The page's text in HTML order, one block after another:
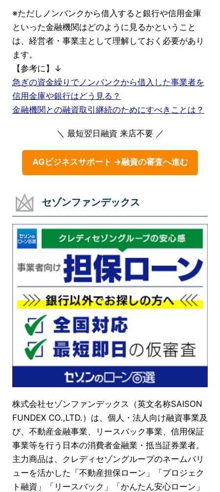
※ただしノンバンクから借入すると銀行や信用金庫
といった金融機関はどのように見るかということ
は、経営者・事業主として理解しておく必要があり
ます。
【参考に】↓
急ぎの資金繰りでノンバンクから借入した事業者を
信用金庫や銀行はどう見る？
金融機関との融資取引継続のためにすべきことは？
＼ 最短翌日融資 来店不要 ／
AGビジネスサポート →融資の審査へ進む
セゾンファンデックス
株式会社セゾンファンデックス（英文名称SAISON
FUNDEX CO.,LTD.）は、個人・法人向け融資事業及
び、不動産金融事業、リースバック事業、信用保証
事業等を行う日本の消費者金融業・抵当証券業者。
主力商品は、クレディセゾングループのネームバリ
ューを活かした「不動産担保ローン」「プロジェク
ト融資」「リースバック」「かんたん安心ローン」